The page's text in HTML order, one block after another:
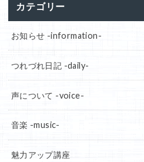
カテゴリー
お知らせ -information-
つれづれ日記 -daily-
声について -voice-
音楽 -music-
魅力アップ講座